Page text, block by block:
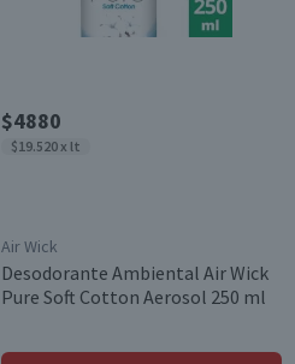
$4880
$19.520 x lt
Air Wick
Desodorante Ambiental Air Wick
Pure Soft Cotton Aerosol 250 ml